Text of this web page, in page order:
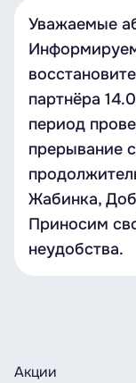
Уважаемые
партнёра
период
прерывание
Жабинка,
Приносим
неудобства.
Акции